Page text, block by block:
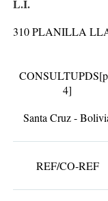
L.I.
310PLANILLA
CONSULTUPDS
4]
Santa Cruz -
REF/CO-REF